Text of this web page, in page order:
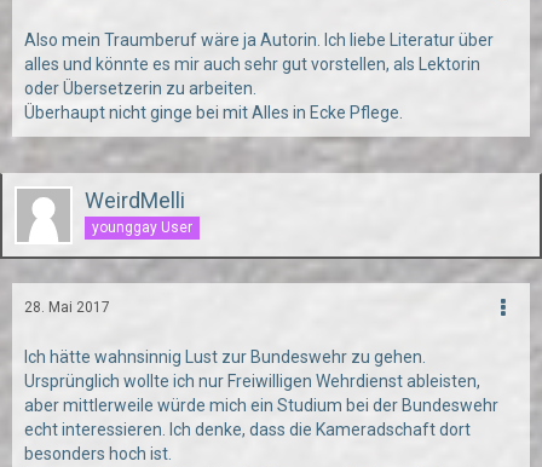
Also mein Traumberuf wäre ja Autorin. Ich liebe Literatur über
alles und könnte es mir auch sehr gut vorstellen, als Lektorin
oder Übersetzerin zu arbeiten.
Überhaupt nicht ginge bei mit Alles in Ecke Pflege.
WeirdMelli
younggay User
28. Mai 2017
Ich hätte wahnsinnig Lust zur Bundeswehr zu gehen.
Ursprünglich wollte ich nur Freiwilligen Wehrdienst ableisten,
aber mittlerweile würde mich ein Studium bei der Bundeswehr
echt interessieren. Ich denke, dass die Kameradschaft dort
besonders hoch ist.